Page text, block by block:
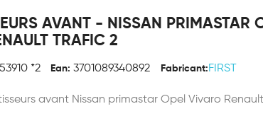
AVANT - NISSAN PRIMASTAR
TRAFIC 2
*2 Ean: 3701089340892 Fabricant: FIRST
avant Nissan primastar Opel Vivaro